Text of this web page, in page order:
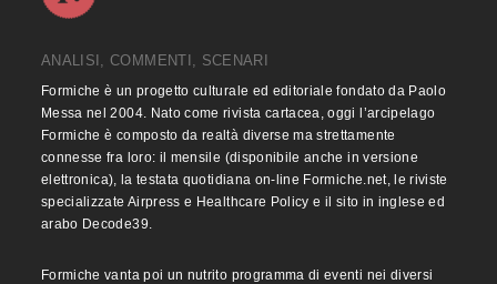
ANALISI, COMMENTI, SCENARI
Formiche è un progetto culturale ed editoriale fondato da Paolo
Messa nel 2004. Nato come rivista cartacea, oggi l’arcipelago
Formiche è composto da realtà diverse ma strettamente
connesse fra loro: il mensile (disponibile anche in versione
elettronica), la testata quotidiana on-line Formiche.net, le riviste
specializzate Airpress e Healthcare Policy e il sito in inglese ed
arabo Decode39.
Formiche vanta poi un nutrito programma di eventi nei diversi